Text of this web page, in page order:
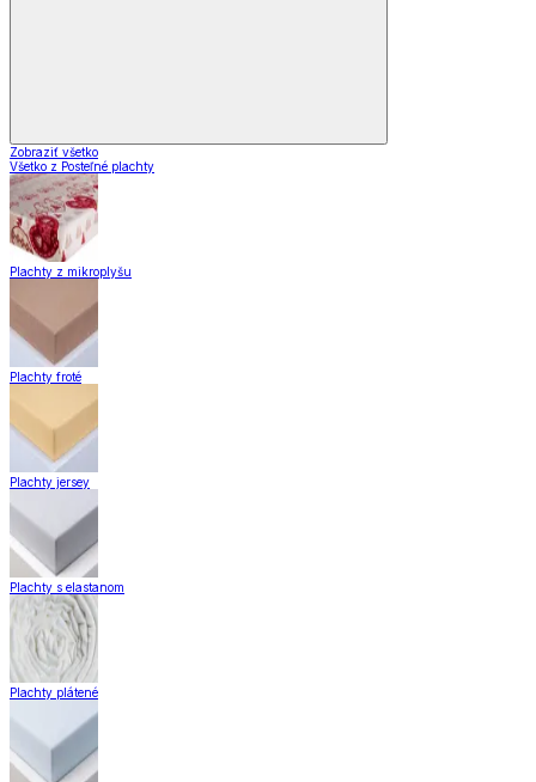
Zobraziť všetko
Všetko z Posteľné plachty
Plachty z mikroplyšu
Plachty froté
Plachty jersey
Plachty s elastanom
Plachty plátené